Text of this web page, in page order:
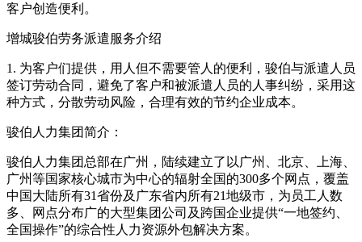
客户创造便利。
增城骏伯劳务派遣服务介绍
1. 为客户们提供，用人但不需要管人的便利，骏伯与派遣人员
签订劳动合同，避免了客户和被派遣人员的人事纠纷，采用这
种方式，分散劳动风险，合理有效的节约企业成本。
骏伯人力集团简介：
骏伯人力集团总部在广州，陆续建立了以广州、北京、上海、
广州等国家核心城市为中心的辐射全国的300多个网点，覆盖
中国大陆所有31省份及广东省内所有21地级市，为员工人数
多、网点分布广的大型集团公司及跨国企业提供“一地签约、
全国操作”的综合性人力资源外包解决方案。